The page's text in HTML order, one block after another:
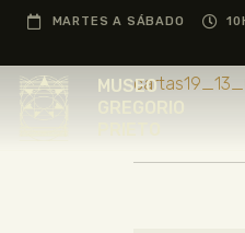
MARTES A SÁBADO
MUSEO